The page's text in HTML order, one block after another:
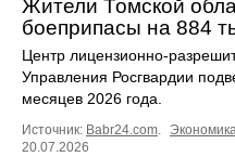
Жители Томской
боеприпасы на 884
Центр лицензионно-
Управления Росгвардии
месяцев 2026 года.
Источник: Babr24.com.
20.07.2026